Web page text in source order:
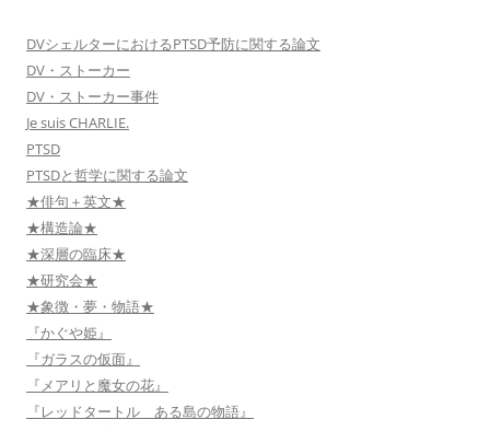
DVシェルターにおけるPTSD予防に関する論文
DV・ストーカー
DV・ストーカー事件
Je suis CHARLIE.
PTSD
PTSDと哲学に関する論文
★俳句＋英文★
★構造論★
★深層の臨床★
★研究会★
★象徴・夢・物語★
『かぐや姫』
『ガラスの仮面』
『メアリと魔女の花』
『レッドタートル ある島の物語』